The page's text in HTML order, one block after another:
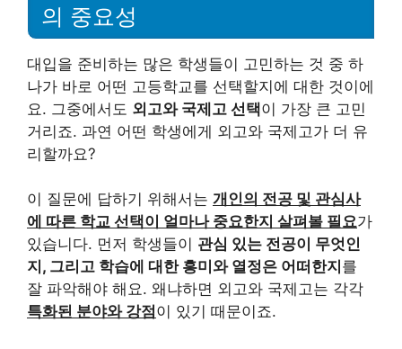
의 중요성
대입을 준비하는 많은 학생들이 고민하는 것 중 하
나가 바로 어떤 고등학교를 선택할지에 대한 것이에
요. 그중에서도 외고와 국제고 선택이 가장 큰 고민
거리죠. 과연 어떤 학생에게 외고와 국제고가 더 유
리할까요?
이 질문에 답하기 위해서는 개인의 전공 및 관심사
에 따른 학교 선택이 얼마나 중요한지 살펴볼 필요가
있습니다. 먼저 학생들이 관심 있는 전공이 무엇인
지, 그리고 학습에 대한 흥미와 열정은 어떠한지 를
잘 파악해야 해요. 왜냐하면 외고와 국제고는 각각
특화된 분야와 강점 이 있기 때문이죠.